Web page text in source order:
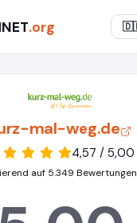
.org
mal-weg.de
4,57 / 5,00
auf 5.349 Bewertungen